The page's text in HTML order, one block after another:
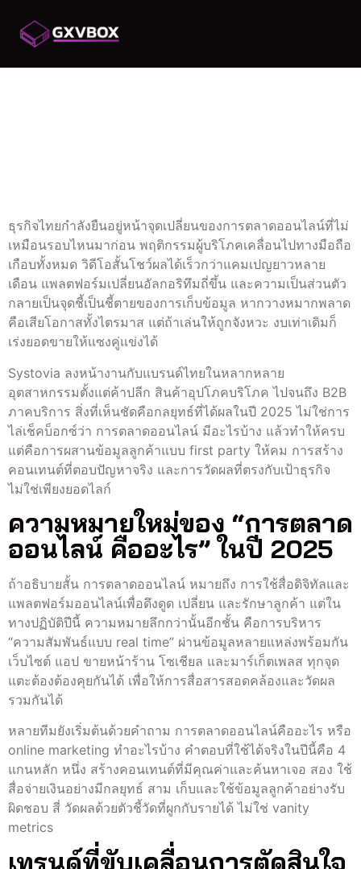
ธุรกิจไทยกำลังยืนอยู่หน้าจุดเปลี่ยนของการตลาดออนไลน์ที่ไม่
เหมือนรอบไหนมาก่อน พฤติกรรมผู้บริโภคเคลื่อนไปทางมือถือ
เกือบทั้งหมด วิดีโอสั้นโชว์ผลได้เร็วกว่าแคมเปญยาวหลาย
เดือน แพลตฟอร์มเปลี่ยนอัลกอริทึมถี่ขึ้น และความเป็นส่วนตัว
กลายเป็นจุดชี้เป็นชี้ตายของการเก็บข้อมูล หากวางหมากพลาด
คือเสียโอกาสทั้งไตรมาส แต่ถ้าเล่นให้ถูกจังหวะ งบเท่าเดิมก็
เร่งยอดขายให้แซงคู่แข่งได้
Systovia ลงหน้างานกับแบรนด์ไทยในหลากหลาย
อุตสาหกรรมตั้งแต่ค้าปลีก สินค้าอุปโภคบริโภค ไปจนถึง B2B
ภาคบริการ สิ่งที่เห็นชัดคือกลยุทธ์ที่ได้ผลในปี 2025 ไม่ใช่การ
ไล่เช็คบ็อกซ์ว่า การตลาดออนไลน์ มีอะไรบ้าง แล้วทำให้ครบ
แต่คือการผสานข้อมูลลูกค้าแบบ first party ให้คม การสร้าง
คอนเทนต์ที่ตอบปัญหาจริง และการวัดผลที่ตรงกับเป้าธุรกิจ
ไม่ใช่เพียงยอดไลก์
ความหมายใหม่ของ “การตลาด
ออนไลน์ คืออะไร” ในปี 2025
ถ้าอธิบายสั้น การตลาดออนไลน์ หมายถึง การใช้สื่อดิจิทัลและ
แพลตฟอร์มออนไลน์เพื่อดึงดูด เปลี่ยน และรักษาลูกค้า แต่ใน
ทางปฏิบัติปีนี้ ความหมายลึกกว่านั้นอีกชั้น คือการบริหาร
“ความสัมพันธ์แบบ real time” ผ่านข้อมูลหลายแหล่งพร้อมกัน
เว็บไซต์ แอป ขายหน้าร้าน โซเชียล และมาร์เก็ตเพลส ทุกจุด
แตะต้องต้องคุยกันได้ เพื่อให้การสื่อสารสอดคล้องและวัดผล
รวมกันได้
หลายทีมยังเริ่มต้นด้วยคำถาม การตลาดออนไลน์คืออะไร หรือ
online marketing ทําอะไรบ้าง คำตอบที่ใช้ได้จริงในปีนี้คือ 4
แกนหลัก หนึ่ง สร้างคอนเทนต์ที่มีคุณค่าและค้นหาเจอ สอง ใช้
สื่อจ่ายเงินอย่างมีกลยุทธ์ สาม เก็บและใช้ข้อมูลลูกค้าอย่างรับ
ผิดชอบ สี่ วัดผลด้วยตัวชี้วัดที่ผูกกับรายได้ ไม่ใช่ vanity
metrics
เทรนด์ที่ขับเคลื่อนการตัดสินใจ